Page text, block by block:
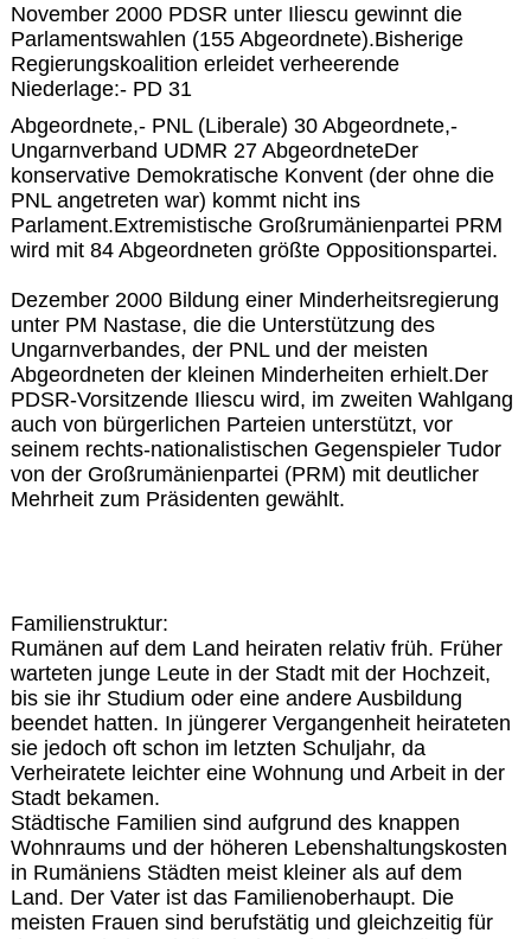
November 2000 PDSR unter Iliescu gewinnt die
Parlamentswahlen (155 Abgeordnete).Bisherige
Regierungskoalition erleidet verheerende
Niederlage:- PD 31
Abgeordnete,- PNL (Liberale) 30 Abgeordnete,-
Ungarnverband UDMR 27 AbgeordneteDer
konservative Demokratische Konvent (der ohne die
PNL angetreten war) kommt nicht ins
Parlament.Extremistische Großrumänienpartei PRM
wird mit 84 Abgeordneten größte Oppositionspartei.
Dezember 2000 Bildung einer Minderheitsregierung
unter PM Nastase, die die Unterstützung des
Ungarnverbandes, der PNL und der meisten
Abgeordneten der kleinen Minderheiten erhielt.Der
PDSR-Vorsitzende Iliescu wird, im zweiten Wahlgang
auch von bürgerlichen Parteien unterstützt, vor
seinem rechts-nationalistischen Gegenspieler Tudor
von der Großrumänienpartei (PRM) mit deutlicher
Mehrheit zum Präsidenten gewählt.
Familienstruktur:
Rumänen auf dem Land heiraten relativ früh. Früher
warteten junge Leute in der Stadt mit der Hochzeit,
bis sie ihr Studium oder eine andere Ausbildung
beendet hatten. In jüngerer Vergangenheit heirateten
sie jedoch oft schon im letzten Schuljahr, da
Verheiratete leichter eine Wohnung und Arbeit in der
Stadt bekamen.
Städtische Familien sind aufgrund des knappen
Wohnraums und der höheren Lebenshaltungskosten
in Rumäniens Städten meist kleiner als auf dem
Land. Der Vater ist das Familienoberhaupt. Die
meisten Frauen sind berufstätig und gleichzeitig für